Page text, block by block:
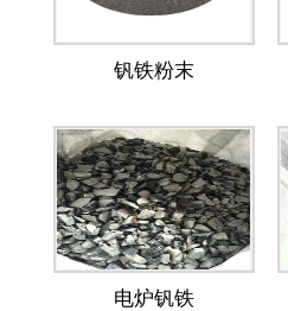
钒铁粉末
电炉钒铁